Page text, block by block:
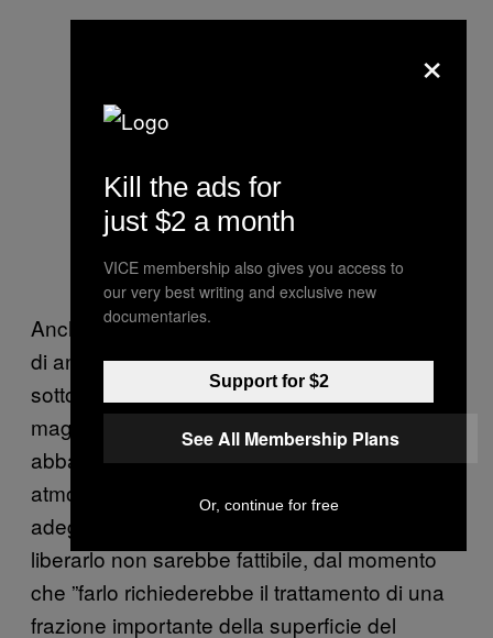
Anche se i ricercatori ammettono la quantità
di anidride carbonica intrappolata nei minerali
sotto la superficie marziana possa essere
maggiore di quella calcolata — forse
abbastanza per aumentare la pressione
atmosferica fino a raggiungere un livello
adeguato — tuttavia, sottolineano come
liberarlo non sarebbe fattibile, dal momento
che ”farlo richiederebbe il trattamento di una
frazione importante della superficie del
×
Kill the ads for
just $2 a month
VICE membership also gives you access to
our very best writing and exclusive new
documentaries.
Support for $2
See All Membership Plans
Or, continue for free